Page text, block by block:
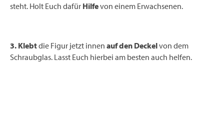
steht. Holt Euch dafür Hilfevon einem Erwachsenen.
3. Klebtdie Figur jetzt innen auf den Deckelvon dem
Schraubglas. Lasst Euch hierbei am besten auch helfen.